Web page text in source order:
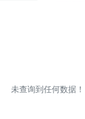
未查询到任何数据！